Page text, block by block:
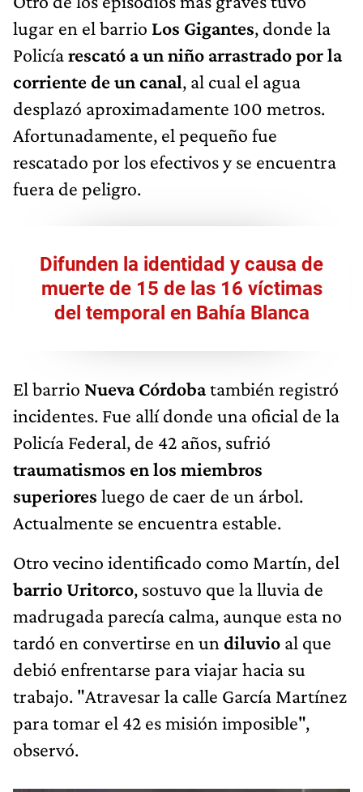
lugar en el barrio Los Gigantes, donde la
Policíarescató a un niño arrastrado por la
corriente de un canal, al cual el agua
desplazó aproximadamente 100 metros.
Afortunadamente, el pequeño fue
rescatado por los efectivos y se encuentra
fuera de peligro.
Difunden la identidad y causa de
muerte de 15 de las 16 víctimas
del temporal en Bahía Blanca
El barrio Nueva Córdobatambién registró
incidentes. Fue allí donde una oficial de la
Policía Federal, de 42 años, sufrió
traumatismos en los miembros
superiores luego de caer de un árbol.
Actualmente se encuentra estable.
Otro vecino identificado como Martín, del
barrio Uritorco, sostuvo que la lluvia de
madrugada parecía calma, aunque esta no
tardó en convertirse en un diluvio al que
debió enfrentarse para viajar hacia su
trabajo. "Atravesar la calle García Martínez
para tomar el 42 es misión imposible",
observó.